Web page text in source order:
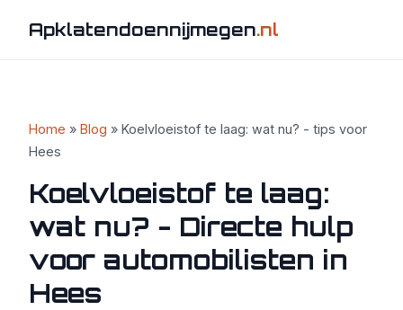
Apklatendoennijmegen.nl
Home » Blog » Koelvloeistof te laag: wat nu? - tips voor
Hees
Koelvloeistof te laag:
wat nu? - Directe hulp
voor automobilisten in
Hees